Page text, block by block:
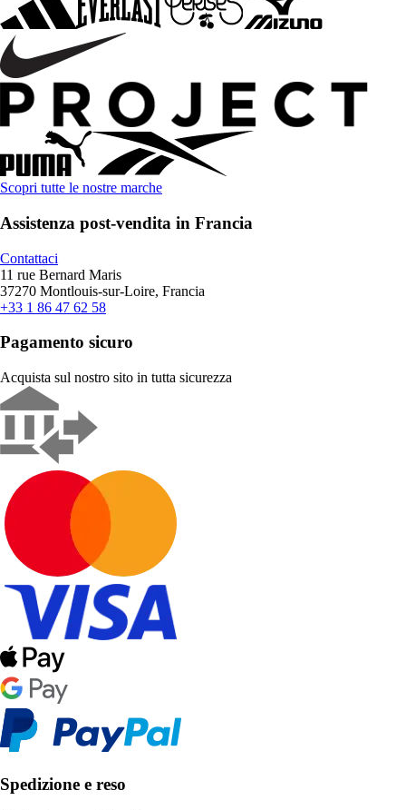
Scopri tutte le nostre marche
Assistenza post-vendita in Francia
Contattaci
11 rue Bernard Maris
37270 Montlouis-sur-Loire, Francia
+33 1 86 47 62 58
Pagamento sicuro
Acquista sul nostro sito in tutta sicurezza
Spedizione e reso